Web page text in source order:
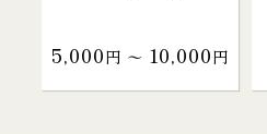
5,000円 〜 10,000円